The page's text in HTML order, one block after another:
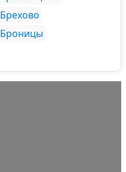
Брехово
Броницы